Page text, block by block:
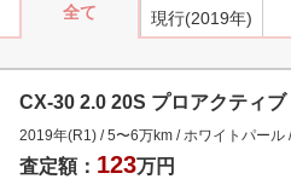
全て 現行(2019年)
CX-30 2.0 20S プロアクティ
2019年(R1) /5〜6万km / ホワイトパール
査定額： 123万円